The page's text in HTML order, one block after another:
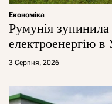
Економіка
Румунія
електроенергію в
3 Серпня, 2026